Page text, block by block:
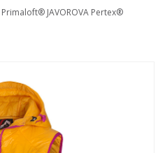
JAVOROVA Pertex®